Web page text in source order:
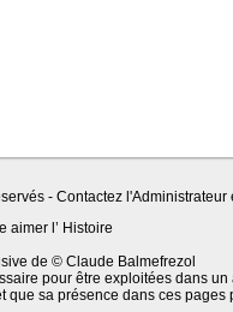
- Contactez l'Administrateur
aimer l’ Histoire
de © Claude Balmefrezol
pour être exploitées dans
sa présence dans ces